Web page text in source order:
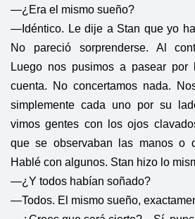
—¿Era el mismo sueño?
—Idéntico. Le dije a Stan que yo
No pareció sorprenderse. Al
Luego nos pusimos a pasear por
cuenta. No concertamos nada.
simplemente cada uno por su
vimos gentes con los ojos
que se observaban las manos o
Hablé con algunos. Stan hizo lo
—¿Y todos habían soñado?
—Todos. El mismo sueño,